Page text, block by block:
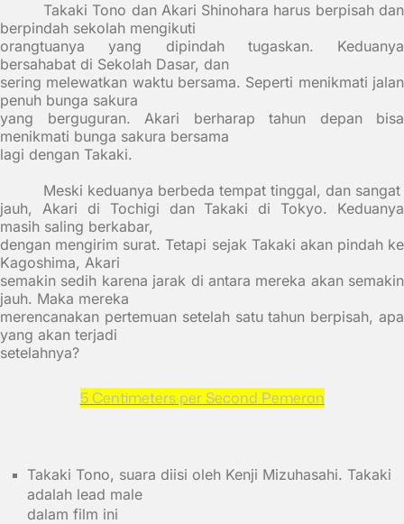
Takaki Tono dan Akari Shinohara harus berpisah dan
berpindah sekolah mengikuti
orangtuanya yang dipindah tugaskan. Keduanya
bersahabat di Sekolah Dasar, dan
sering melewatkan waktu bersama. Seperti menikmati jalan
penuh bunga sakura
yang berguguran. Akari berharap tahun depan bisa
menikmati bunga sakura bersama
lagi dengan Takaki.
Meski keduanya berbeda tempat tinggal, dan sangat
jauh, Akari di Tochigi dan Takaki di Tokyo. Keduanya
masih saling berkabar,
dengan mengirim surat. Tetapi sejak Takaki akan pindah ke
Kagoshima, Akari
semakin sedih karena jarak di antara mereka akan semakin
jauh. Maka mereka
merencanakan pertemuan setelah satu tahun berpisah, apa
yang akan terjadi
setelahnya?
5 Centimeters per Second Pemeran
Takaki Tono, suara diisi oleh Kenji Mizuhasahi. Takaki
adalah lead male
dalam film ini